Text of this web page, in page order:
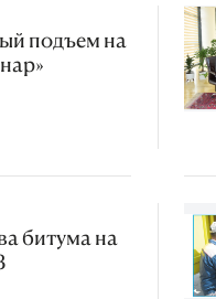
подъем на
битума на